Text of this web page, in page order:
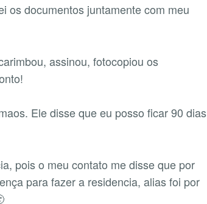
os documentos juntamente com meu
assinou, fotocopiou os
Ele disse que eu posso ficar 90 dias
pois o meu contato me disse que por
para fazer a residencia, alias foi por